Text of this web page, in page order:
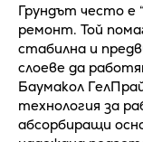
Грундът често е
ремонт. Той
стабилна и
слоеве да
Баумакол
технология за
абсорбиращи